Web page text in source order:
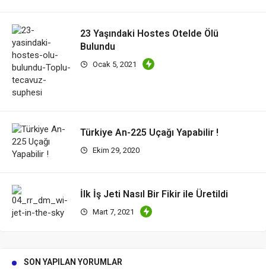
23 Yaşındaki Hostes Otelde Ölü
Bulundu
Ocak 5, 2021
Türkiye An-225 Uçağı Yapabilir !
Ekim 29, 2020
İlk İş Jeti Nasıl Bir Fikir ile Üretildi
Mart 7, 2021
SON YAPILAN YORUMLAR